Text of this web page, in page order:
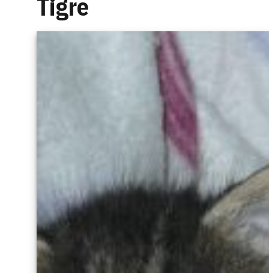
Tigre